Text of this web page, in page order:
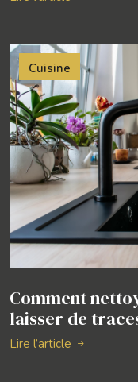
Cuisine
Comment
laisser de
Lire l’article